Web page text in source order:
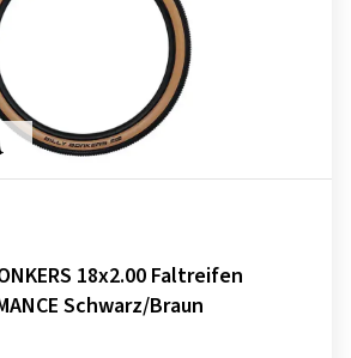
18x2.00 Faltreifen
Schwarz/Braun